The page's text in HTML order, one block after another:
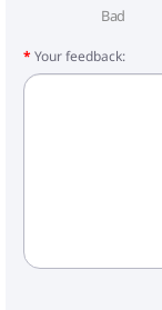
Bad
Your feedback: